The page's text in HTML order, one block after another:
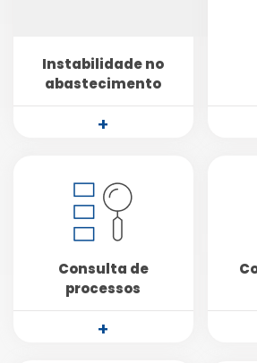
Instabilidade no
abastecimento
+
Consulta de
processos
+